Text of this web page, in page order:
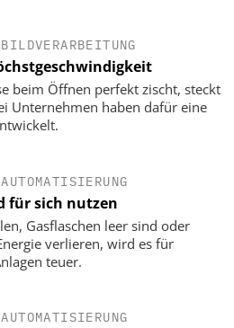
BILDVERARBEITUNG
beim Öffnen perfekt zischt, steckt
Unternehmen haben dafür eine
AUTOMATISIERUNG
für sich nutzen
Gasflaschen leer sind oder
verlieren, wird es für
teuer.
AUTOMATISIERUNG